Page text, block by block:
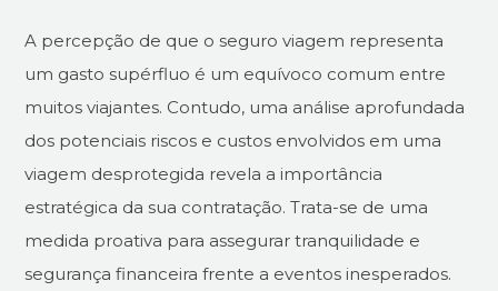
A percepção de que o seguro viagem representa
um gasto supérfluo é um equívoco comum entre
muitos viajantes. Contudo, uma análise aprofundada
dos potenciais riscos e custos envolvidos em uma
viagem desprotegida revela a importância
estratégica da sua contratação. Trata-se de uma
medida proativa para assegurar tranquilidade e
segurança financeira frente a eventos inesperados.